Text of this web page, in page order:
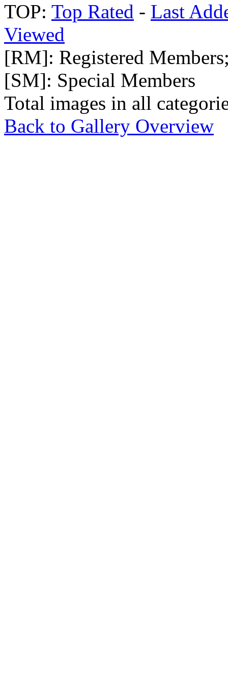
TOP: Top Rated - Last
Viewed
[RM]: Registered
[SM]: Special Members
Total images in all
Back to Gallery Overview